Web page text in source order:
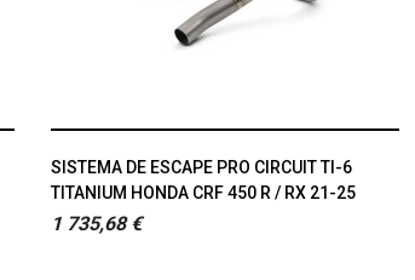
SISTEMA DE ESCAPE PRO CIRCUIT TI-6
TITANIUM HONDA CRF 450 R / RX 21-25
1 735,68 €